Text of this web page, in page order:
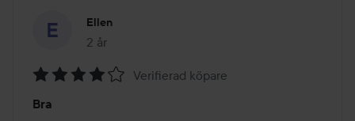
Ellen
2 år
Inlägget skapades 2 år
4
Verifierad köpare
Bra